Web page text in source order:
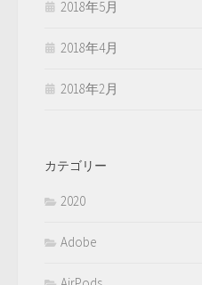
2018年5月
2018年4月
2018年2月
カテゴリー
2020
Adobe